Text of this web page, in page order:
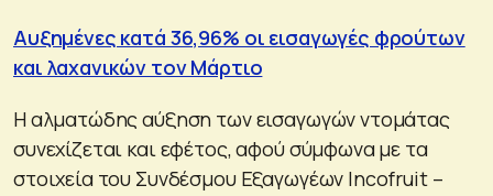
Αυξημένες κατά 36,96% οι εισαγωγές φρούτων
και λαχανικών τον Μάρτιο
Η αλματώδης αύξηση των εισαγωγών ντομάτας
συνεχίζεται και εφέτος, αφού σύμφωνα με τα
στοιχεία του Συνδέσμου Εξαγωγέων Incofruit –